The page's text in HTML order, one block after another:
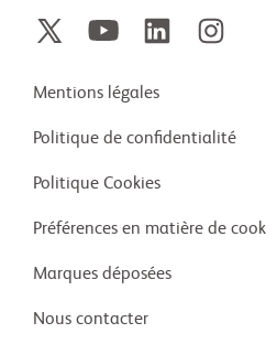
Mentions légales
Politique de confidentialité
Politique Cookies
Préférences en matière de
Marques déposées
Nous contacter